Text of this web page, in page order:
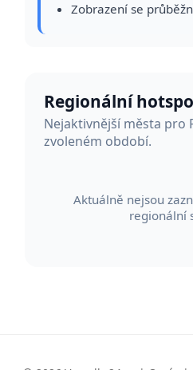
Zobrazení se
Regionální
Nejaktivnější města pro
zvoleném období.
Aktuálně nejsou
regionální